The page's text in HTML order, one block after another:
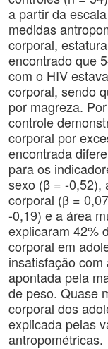
a partir da
medidas
corporal,
encontrado que
com o HIV
corporal, sendo
por magreza.
controle
corporal por
encontrada
para os
sexo (β = -0,52),
corporal (β =
-0,19) e a área
explicaram 42%
corporal em
insatisfação
apontada pela
de peso. Quase
corporal dos
explicada pelas
antropométricas.